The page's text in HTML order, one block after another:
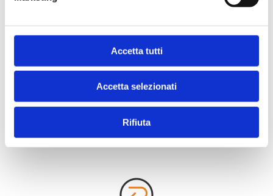
Accetta tutti
Accetta selezionati
Rifiuta
Assistenza con Chat
e Telefono